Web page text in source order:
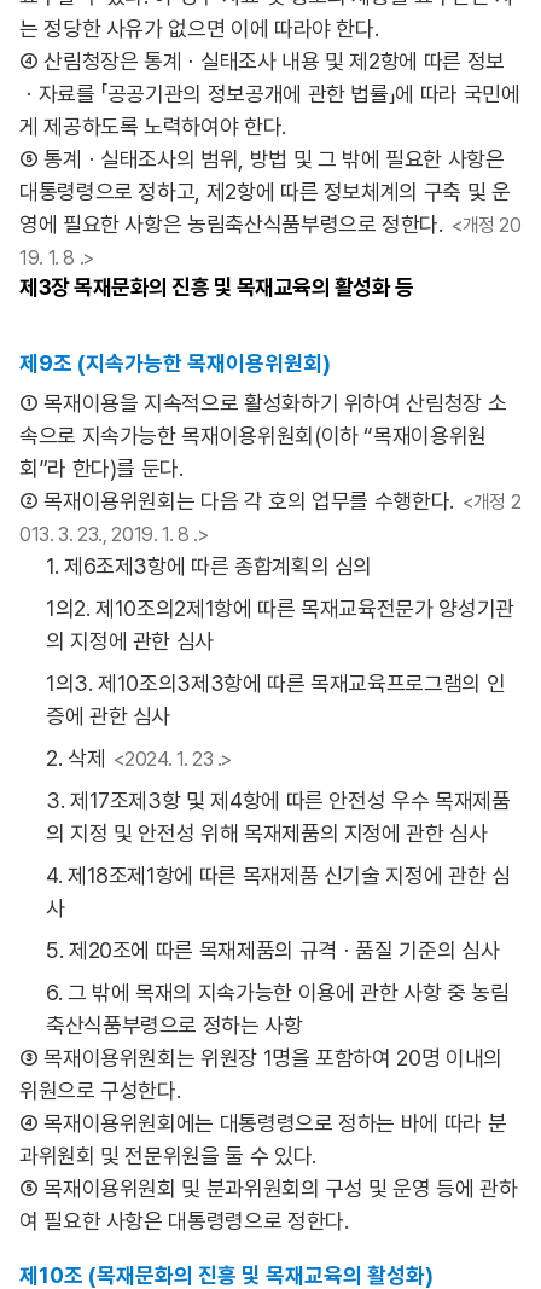
는 정당한 사유가 없으면 이에 따라야 한다.
④ 산림청장은 통계ㆍ실태조사 내용 및 제2항에 따른 정보
ㆍ자료를 「공공기관의 정보공개에 관한 법률」에 따라 국민에
게 제공하도록 노력하여야 한다.
⑤ 통계ㆍ실태조사의 범위, 방법 및 그 밖에 필요한 사항은
대통령령으로 정하고, 제2항에 따른 정보체계의 구축 및 운
영에 필요한 사항은 농림축산식품부령으로 정한다. <개정 20
19. 1. 8 .>
제3장목재문화의 진흥 및 목재교육의 활성화 등
제9조 (지속가능한 목재이용위원회)
① 목재이용을 지속적으로 활성화하기 위하여 산림청장 소
속으로 지속가능한 목재이용위원회(이하 “목재이용위원
회”라 한다)를 둔다.
② 목재이용위원회는 다음 각 호의 업무를 수행한다. <개정 2
013. 3. 23., 2019. 1. 8 .>
1. 제6조제3항에 따른 종합계획의 심의
1의2. 제10조의2제1항에 따른 목재교육전문가 양성기관
의 지정에 관한 심사
1의3. 제10조의3제3항에 따른 목재교육프로그램의 인
증에 관한 심사
2. 삭제
<2024. 1. 23 .>
3. 제17조제3항 및 제4항에 따른 안전성 우수 목재제품
의 지정 및 안전성 위해 목재제품의 지정에 관한 심사
4. 제18조제1항에 따른 목재제품 신기술 지정에 관한 심
사
5. 제20조에 따른 목재제품의 규격ㆍ품질 기준의 심사
6. 그 밖에 목재의 지속가능한 이용에 관한 사항 중 농림
축산식품부령으로 정하는 사항
③ 목재이용위원회는 위원장 1명을 포함하여 20명 이내의
위원으로 구성한다.
④ 목재이용위원회에는 대통령령으로 정하는 바에 따라 분
과위원회 및 전문위원을 둘 수 있다.
⑤ 목재이용위원회 및 분과위원회의 구성 및 운영 등에 관하
여 필요한 사항은 대통령령으로 정한다.
제10조 (목재문화의 진흥 및 목재교육의 활성화)